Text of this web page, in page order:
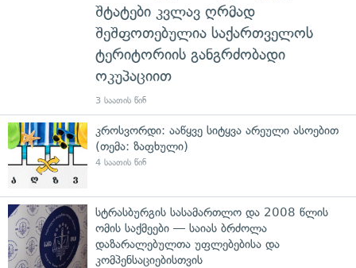
შტატები კვლავ ღრმად
შეშფოთებულია საქართველოს
ტერიტორიის განგრძობადი
ოკუპაციით
3 საათის წინ
კროსვორდი: ააწყვე სიტყვა არეული ასოებით
(თემა: ზაფხული)
4 საათის წინ
სტრასბურგის სასამართლო და 2008 წლის
ომის საქმეები — საიას ბრძოლა
დაზარალებულთა უფლებებისა და
კომპენსაციებისთვის